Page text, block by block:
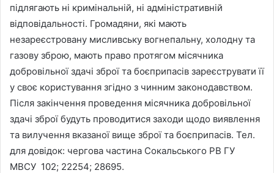
підлягають ні кримінальній, ні адміністративній
відповідальності. Громадяни, які мають
незареєстровану мисливську вогнепальну, холодну та
газову зброю, мають право протягом місячника
добровільної здачі зброї та боєприпасів зареєструвати її
у своє користування згідно з чинним законодавством.
Після закінчення проведення місячника добровільної
здачі зброї будуть проводитися заходи щодо виявлення
та вилучення вказаної вище зброї та боєприпасів. Тел.
для довідок: чергова частина Сокальського РВ ГУ
МВСУ 102; 22254; 28695.